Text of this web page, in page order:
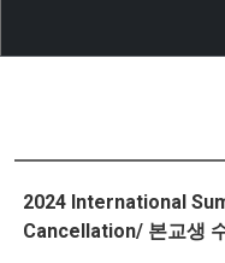
2024 International
Cancellation/ 본교생